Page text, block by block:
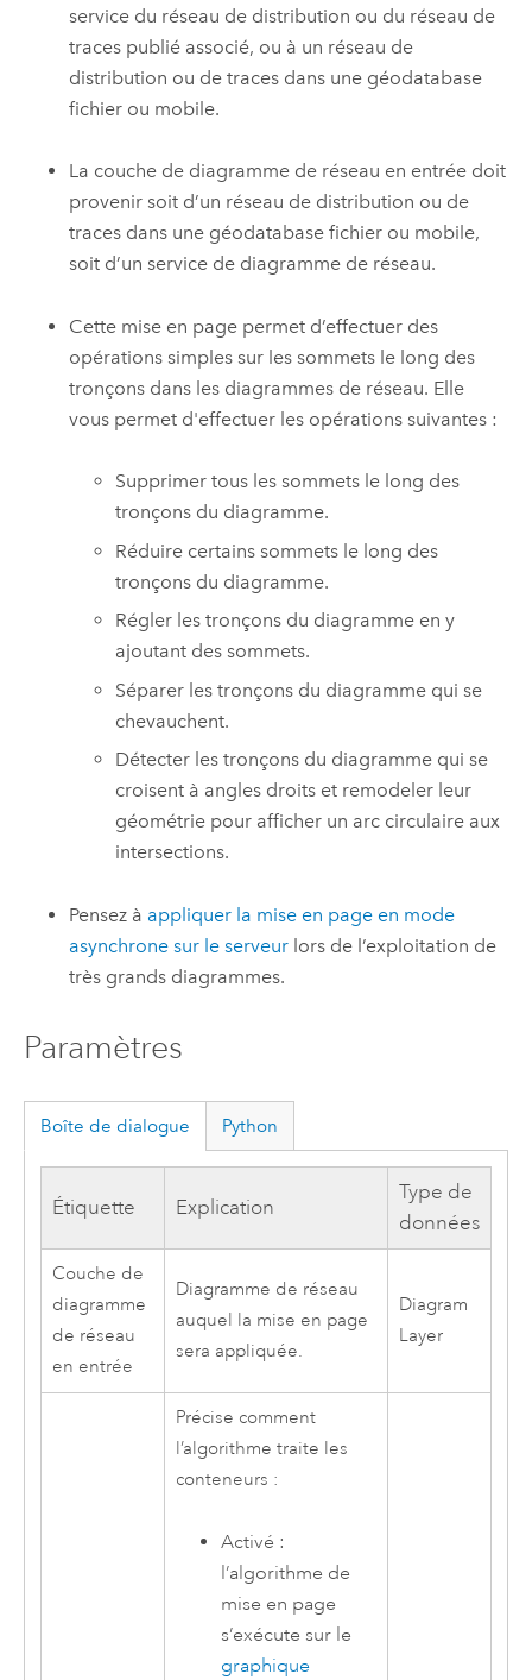
service du réseau de distribution ou du réseau de
traces publié associé, ou à un réseau de
distribution ou de traces dans une géodatabase
fichier ou mobile.
La couche de diagramme de réseau en entrée doit
provenir soit d’un réseau de distribution ou de
traces dans une géodatabase fichier ou mobile,
soit d’un service de diagramme de réseau.
Cette mise en page permet d’effectuer des
opérations simples sur les sommets le long des
tronçons dans les diagrammes de réseau. Elle
vous permet d'effectuer les opérations suivantes :
Supprimer tous les sommets le long des
tronçons du diagramme.
Réduire certains sommets le long des
tronçons du diagramme.
Régler les tronçons du diagramme en y
ajoutant des sommets.
Séparer les tronçons du diagramme qui se
chevauchent.
Détecter les tronçons du diagramme qui se
croisent à angles droits et remodeler leur
géométrie pour afficher un arc circulaire aux
intersections.
Pensez à appliquer la mise en page en mode
asynchrone sur le serveur lors de l’exploitation de
très grands diagrammes.
Paramètres
Boîte de dialogue Python
Étiquette Explication
Type de
données
Couche de
diagramme
de réseau
en entrée
Diagramme de réseau
auquel la mise en page
sera appliquée.
Diagram
Layer
Précise comment
l’algorithme traite les
conteneurs :
Activé :
l’algorithme de
mise en page
s’exécute sur le
graphique